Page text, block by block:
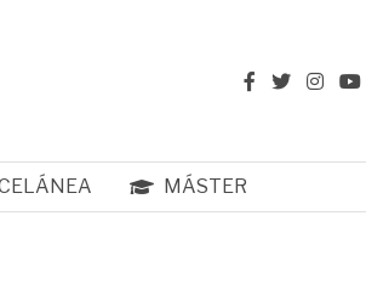
MÁSTER